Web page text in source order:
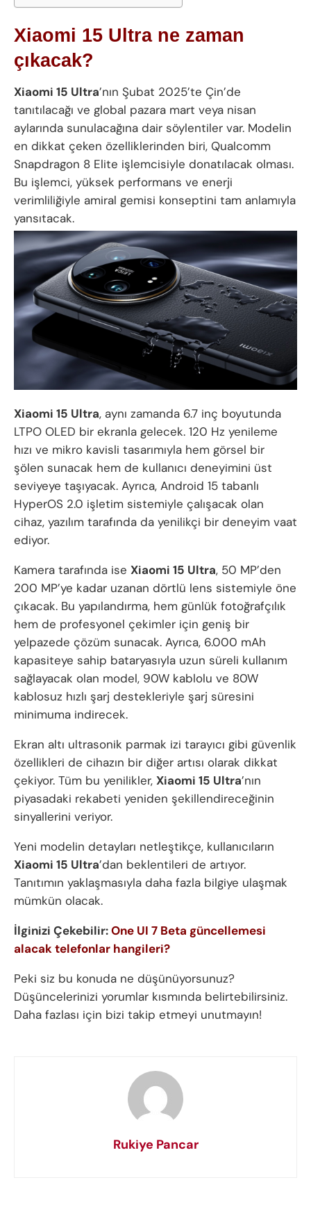
Xiaomi 15 Ultra ne zaman
çıkacak?
Xiaomi 15 Ultra’nın Şubat 2025’te Çin’de
tanıtılacağı ve global pazara mart veya nisan
aylarında sunulacağına dair söylentiler var. Modelin
en dikkat çeken özelliklerinden biri, Qualcomm
Snapdragon 8 Elite işlemcisiyle donatılacak olması.
Bu işlemci, yüksek performans ve enerji
verimliliğiyle amiral gemisi konseptini tam anlamıyla
yansıtacak.
Xiaomi 15 Ultra, aynı zamanda 6.7 inç boyutunda
LTPO OLED bir ekranla gelecek. 120 Hz yenileme
hızı ve mikro kavisli tasarımıyla hem görsel bir
şölen sunacak hem de kullanıcı deneyimini üst
seviyeye taşıyacak. Ayrıca, Android 15 tabanlı
HyperOS 2.0 işletim sistemiyle çalışacak olan
cihaz, yazılım tarafında da yenilikçi bir deneyim vaat
ediyor.
Kamera tarafında ise Xiaomi 15 Ultra, 50 MP’den
200 MP’ye kadar uzanan dörtlü lens sistemiyle öne
çıkacak. Bu yapılandırma, hem günlük fotoğrafçılık
hem de profesyonel çekimler için geniş bir
yelpazede çözüm sunacak. Ayrıca, 6.000 mAh
kapasiteye sahip bataryasıyla uzun süreli kullanım
sağlayacak olan model, 90W kablolu ve 80W
kablosuz hızlı şarj destekleriyle şarj süresini
minimuma indirecek.
Ekran altı ultrasonik parmak izi tarayıcı gibi güvenlik
özellikleri de cihazın bir diğer artısı olarak dikkat
çekiyor. Tüm bu yenilikler, Xiaomi 15 Ultra’nın
piyasadaki rekabeti yeniden şekillendireceğinin
sinyallerini veriyor.
Yeni modelin detayları netleştikçe, kullanıcıların
Xiaomi 15 Ultra’dan beklentileri de artıyor.
Tanıtımın yaklaşmasıyla daha fazla bilgiye ulaşmak
mümkün olacak.
İlginizi Çekebilir:One UI 7 Beta güncellemesi
alacak telefonlar hangileri?
Peki siz bu konuda ne düşünüyorsunuz?
Düşüncelerinizi yorumlar kısmında belirtebilirsiniz.
Daha fazlası için bizi takip etmeyi unutmayın!
Rukiye Pancar